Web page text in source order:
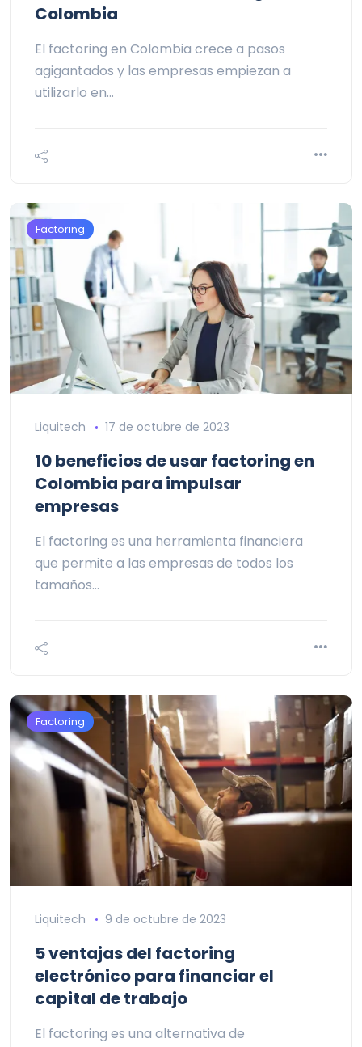
Colombia
El factoring en Colombia crece a pasos
agigantados y las empresas empiezan a
utilizarlo en…
Factoring
Liquitech 17 de octubre de 2023
10 beneficios de usar factoring en
Colombia para impulsar
empresas
El factoring es una herramienta financiera
que permite a las empresas de todos los
tamaños…
Factoring
Liquitech 9 de octubre de 2023
5 ventajas del factoring
electrónico para financiar el
capital de trabajo
El factoring es una alternativa de